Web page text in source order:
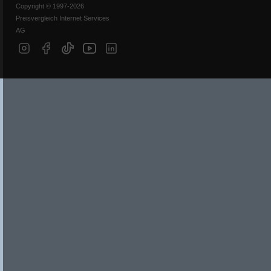
Copyright © 1997-2026
Preisvergleich Internet Services
AG